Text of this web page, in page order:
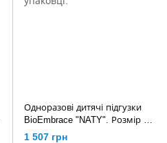
Одноразові дитячі підгузки
BioEmbrace "NATY". Розмір 4
(7-18 кг.), 44 шт. в упаковці.
1 507 грн